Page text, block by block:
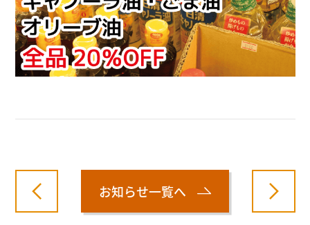
お知らせ一覧へ